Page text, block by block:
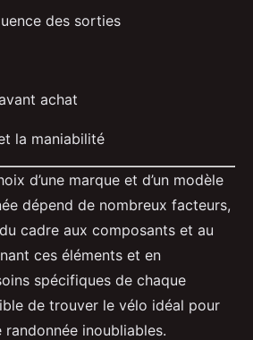
des sorties
achat
la maniabilité
d’une marque et d’un modèle
dépend de nombreux facteurs,
cadre aux composants et au
ces éléments et en
spécifiques de chaque
de trouver le vélo idéal pour
inoubliables.